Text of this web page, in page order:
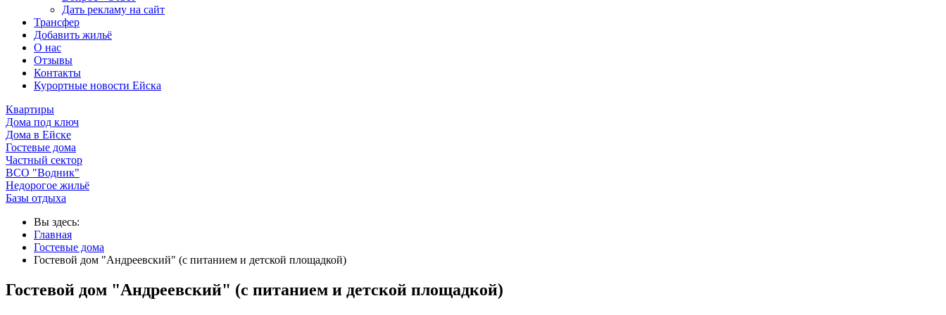
Дать рекламу на сайт
Трансфер
Добавить жильё
О нас
Отзывы
Контакты
Курортные новости Ейска
Квартиры
Дома под ключ
Дома в Ейске
Гостевые дома
Частный сектор
ВСО "Водник"
Недорогое жильё
Базы отдыха
Вы здесь:
Главная
Гостевые дома
Гостевой дом "Андреевский" (с питанием и детской площадкой)
Гостевой дом "Андреевский" (с питанием и детской площадкой)